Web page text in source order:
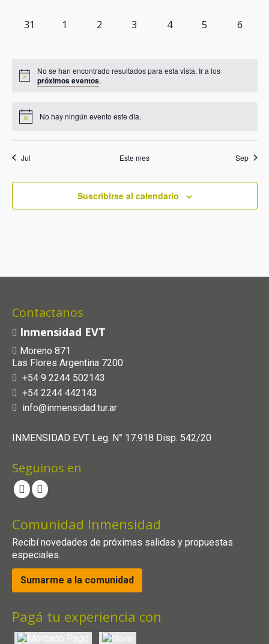
0
31
01
0
2
0
3
0
4
0
5
0
6
No se han encontrado resultados para esta vista. Ir a los
próximos eventos.
No hay ningún evento este día.
Jul Este mes Sep
Suscribirse al calendario
Contactanos
Inmensidad EVT
Moreno 871
Las Flores Argentina 7200
+54 9 2244 502143
+54 2244 442143
info@inmensidad.tur.ar
INMENSIDAD EVT Leg. N° 17.918 Disp. 542/20
Seguinos en
Comunidad Inmensidad
Recibí novedades de próximas salidas y propuestas
especiales.
Sumarme a la comunidad
Pagá tu experiencia con